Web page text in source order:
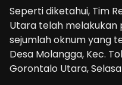
Seperti diketahui, Tim
Utara telah
sejumlah oknum yang
Desa Molangga, Kec.
Gorontalo Utara,